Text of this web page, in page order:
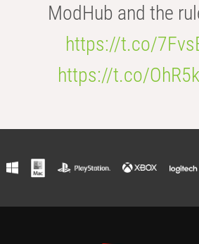
ModHub and the
https://t.co/
https://t.co/